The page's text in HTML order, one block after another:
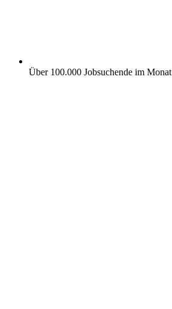
Über 100.000 Jobsuchende im Monat